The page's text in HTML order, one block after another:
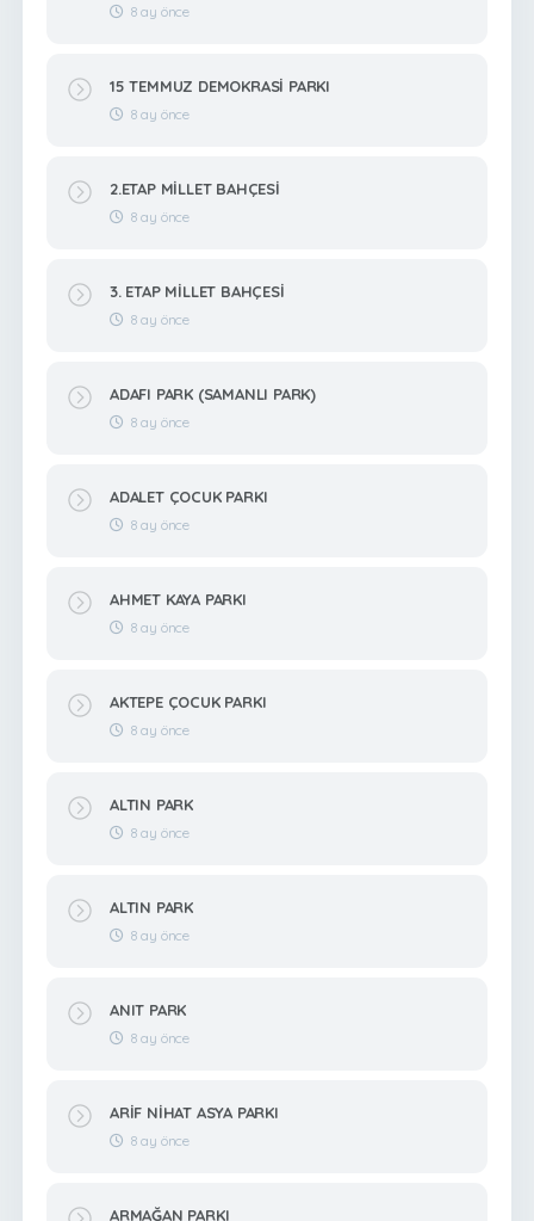
8 ay önce
15 TEMMUZ DEMOKRASİ PARKI
8 ay önce
2.ETAP MİLLET BAHÇESİ
8 ay önce
3. ETAP MİLLET BAHÇESİ
8 ay önce
ADAFI PARK (SAMANLI PARK)
8 ay önce
ADALET ÇOCUK PARKI
8 ay önce
AHMET KAYA PARKI
8 ay önce
AKTEPE ÇOCUK PARKI
8 ay önce
ALTIN PARK
8 ay önce
ALTIN PARK
8 ay önce
ANIT PARK
8 ay önce
ARİF NİHAT ASYA PARKI
8 ay önce
ARMAĞAN PARKI